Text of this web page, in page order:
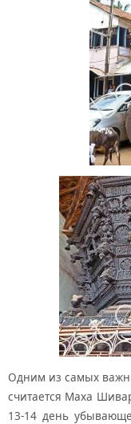
Одним из самых
считается Маха
13-14 день